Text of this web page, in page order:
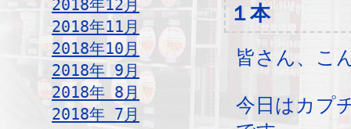
2018年12月
2018年11月
2018年10月
2018年 9月
2018年 8月
2018年 7月
１本
皆さん、こ
今日はカプ